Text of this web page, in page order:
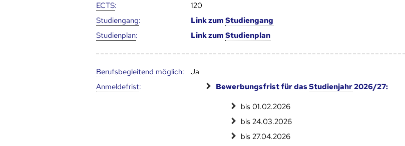
ECTS:
120
Studien­gang: Link zum Studien­gang
Studien­plan: Link zum Studien­plan
Berufs­begleitend möglich:
Ja
Anmelde­frist: Bewerbungsfrist für dasStudienjahr2026/27:
bis 01.02.2026
bis 24.03.2026
bis 27.04.2026